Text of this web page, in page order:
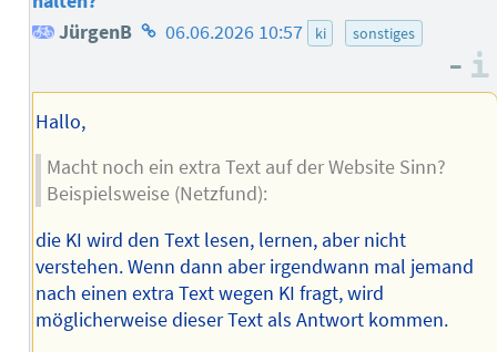
JürgenB Homepage
Autors
06.06.2026 10:57 ki sonstiges
–
Hallo,
Macht noch ein extra Text auf der Website Sinn?
Beispielsweise (Netzfund):
die KI wird den Text lesen, lernen, aber nicht
verstehen. Wenn dann aber irgendwann mal jemand
nach einen extra Text wegen KI fragt, wird
möglicherweise dieser Text als Antwort kommen.